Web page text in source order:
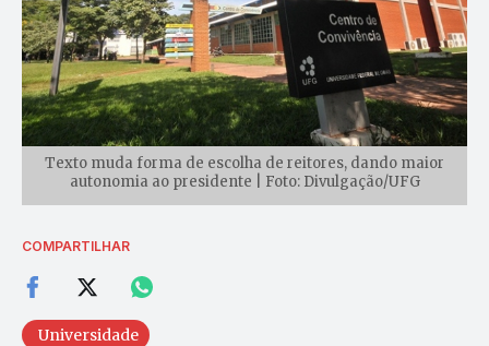
Texto muda forma de escolha de reitores, dando maior
autonomia ao presidente | Foto: Divulgação/UFG
COMPARTILHAR
Universidade